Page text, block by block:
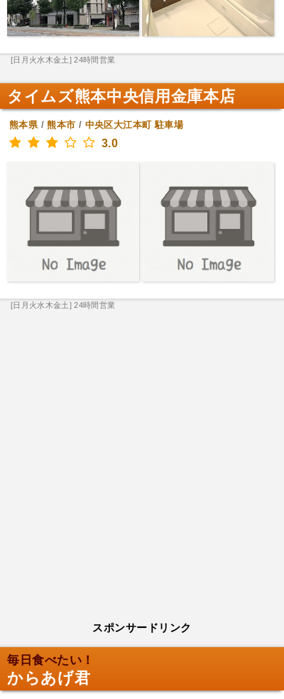
[日月火水木金土] 24時間営業
タイムズ熊本中央信用金庫本店
熊本県/熊本市 / 中央区大江本町 駐車場
3.0
[日月火水木金土] 24時間営業
スポンサードリンク
毎日食べたい！
からあげ君